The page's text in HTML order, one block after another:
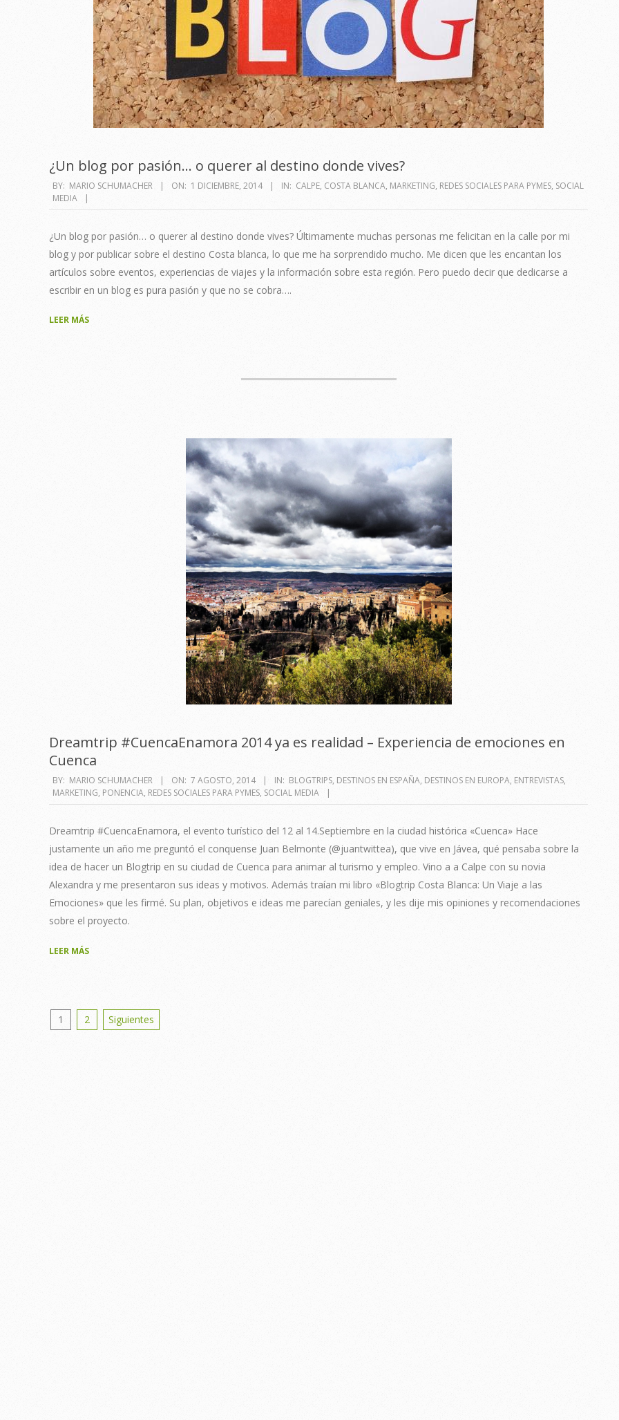
¿Un blog por pasión… o querer al destino donde vives?
2014-
12-
BY: MARIO SCHUMACHER ON: 1 DICIEMBRE, 2014 IN: CALPE, COSTA BLANCA, MARKETING, REDES SOCIALES PARA PYMES, SOCIAL
MEDIA
¿Un blog por pasión… o querer al destino donde vives? Últimamente muchas personas me felicitan en la calle por mi
blog y por publicar sobre el destino Costa blanca, lo que me ha sorprendido mucho. Me dicen que les encantan los
artículos sobre eventos, experiencias de viajes y la información sobre esta región. Pero puedo decir que dedicarse a
escribir en un blog es pura pasión y que no se cobra….
LEER MÁS
Dreamtrip #CuencaEnamora 2014 ya es realidad – Experiencia de emociones en
Cuenca
2014-
08-
BY: MARIO SCHUMACHER ON: 7 AGOSTO, 2014 IN: BLOGTRIPS, DESTINOS EN ESPAÑA, DESTINOS EN EUROPA, ENTREVISTAS,
MARKETING, PONENCIA, REDES SOCIALES PARA PYMES, SOCIAL MEDIA
Dreamtrip #CuencaEnamora, el evento turístico del 12 al 14.Septiembre en la ciudad histórica «Cuenca» Hace
justamente un año me preguntó el conquense Juan Belmonte (@juantwittea), que vive en Jávea, qué pensaba sobre la
idea de hacer un Blogtrip en su ciudad de Cuenca para animar al turismo y empleo. Vino a a Calpe con su novia
Alexandra y me presentaron sus ideas y motivos. Además traían mi libro «Blogtrip Costa Blanca: Un Viaje a las
Emociones» que les firmé. Su plan, objetivos e ideas me parecían geniales, y les dije mis opiniones y recomendaciones
sobre el proyecto.
LEER MÁS
Posts
1 2 Siguientes